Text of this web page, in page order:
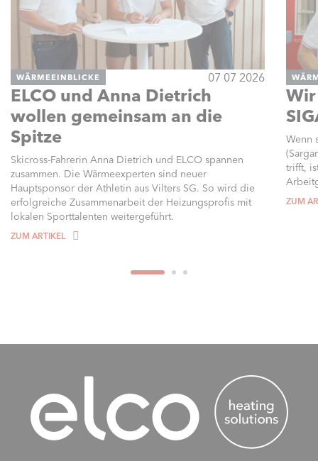
WÄRMEEINBLICKE 07 07 2026
ELCO und Anna Dietrich
wollen gemeinsam an die
Spitze
Skicross-Fahrerin Anna Dietrich und ELCO spannen
zusammen. Die Wärmeexperten sind neuer
Hauptsponsor der Athletin aus Vilters SG. So wird die
erfolgreiche Zusammenarbeit der Heizungsprofis mit
lokalen Sporttalenten weitergeführt.
ZUM ARTIKEL
Wenn
trifft,
ZUM